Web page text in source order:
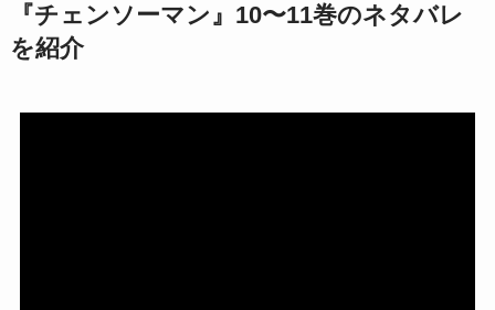
『チェンソーマン』10〜11巻のネタバレ
を紹介